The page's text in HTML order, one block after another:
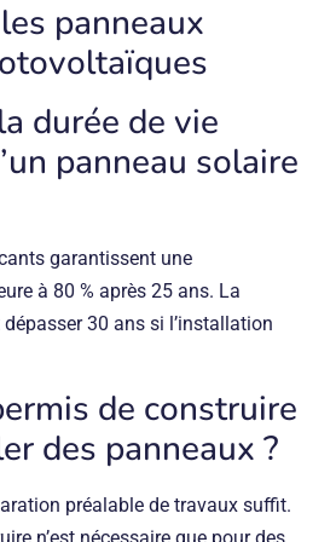
panneaux
durée de vie
panneau solaire
garantissent une
à 80 % après 25 ans. La
30 ans si l’installation
de construire
des panneaux ?
préalable de travaux suffit.